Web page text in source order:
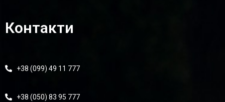
Контакти
+38 (099) 49 11 777
+38 (050) 83 95 777